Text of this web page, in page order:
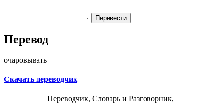
Перевод
очаровывать
Скачать переводчик
Переводчик, Словарь и Разговорник,